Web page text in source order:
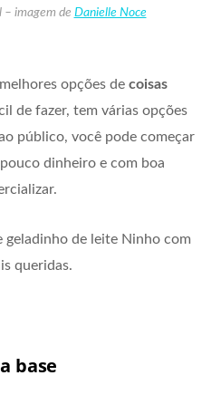
– imagem de Danielle Noce
opções de coisas
de fazer, tem várias opções
público, você pode começar
dinheiro e com boa
geladinho de leite Ninho com
queridas.
base